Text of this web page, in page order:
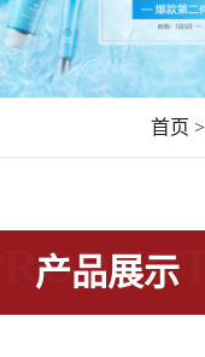
首页 >
产品展示